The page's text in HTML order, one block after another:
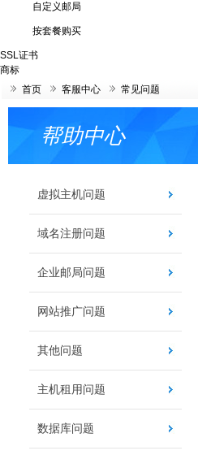
自定义邮局
按套餐购买
SSL证书
商标
首页
客服中心 常见问题
帮助中心
虚拟主机问题
域名注册问题
企业邮局问题
网站推广问题
其他问题
主机租用问题
数据库问题